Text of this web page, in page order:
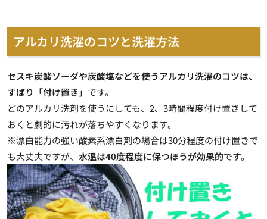
アルカリ洗濯のコツと洗濯方法
セスキ炭酸ソーダや炭酸塩などを使うアルカリ洗濯のコツは、
すばり「付け置き」 です。
どのアルカリ洗剤を使うにしても、2、3時間程度付け置きして
おくと劇的に汚れが落ちやすくなります。
※漂白能力の強い酸素系漂白剤の場合は30分程度の付け置きで
も大丈夫ですが、 水温は40度程度に保つほうが効果的です。